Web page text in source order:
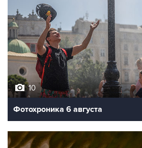
Фотохроника 6 августа